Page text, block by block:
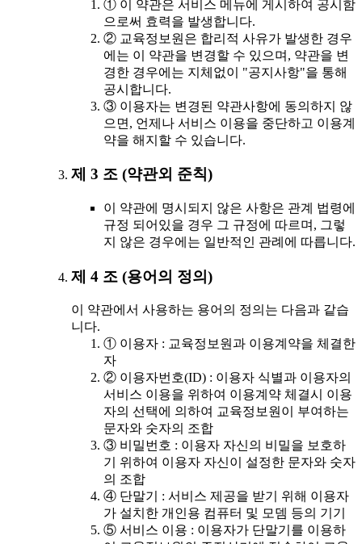
① 이 약관은 서비스 메뉴에 게시하여 공시함
으로써 효력을 발생합니다.
② 교육정보원은 합리적 사유가 발생한 경우
에는 이 약관을 변경할 수 있으며, 약관을 변
경한 경우에는 지체없이 "공지사항"을 통해
공시합니다.
③ 이용자는 변경된 약관사항에 동의하지 않
으면, 언제나 서비스 이용을 중단하고 이용계
약을 해지할 수 있습니다.
제 3 조 (약관외 준칙)
이 약관에 명시되지 않은 사항은 관계 법령에
규정 되어있을 경우 그 규정에 따르며, 그렇
지 않은 경우에는 일반적인 관례에 따릅니다.
제 4 조 (용어의 정의)
이 약관에서 사용하는 용어의 정의는 다음과 같습
니다.
① 이용자 : 교육정보원과 이용계약을 체결한
자
② 이용자번호(ID) : 이용자 식별과 이용자의
서비스 이용을 위하여 이용계약 체결시 이용
자의 선택에 의하여 교육정보원이 부여하는
문자와 숫자의 조합
③ 비밀번호 : 이용자 자신의 비밀을 보호하
기 위하여 이용자 자신이 설정한 문자와 숫자
의 조합
④ 단말기 : 서비스 제공을 받기 위해 이용자
가 설치한 개인용 컴퓨터 및 모뎀 등의 기기
⑤ 서비스 이용 : 이용자가 단말기를 이용하